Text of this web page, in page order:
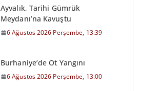
Ayvalık, Tarihi Gümrük
Meydanı’na Kavuştu
6 Ağustos 2026 Perşembe, 13:39
Burhaniye’de Ot Yangını
6 Ağustos 2026 Perşembe, 13:00